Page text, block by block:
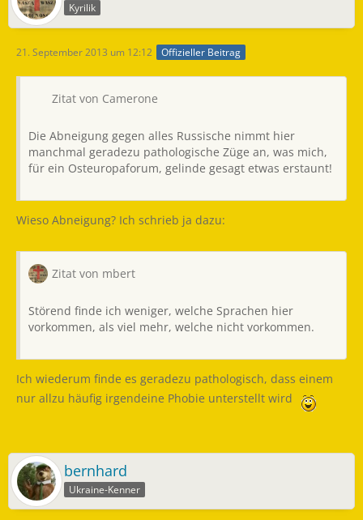
Kyrilik
21. September 2013 um 12:12 Offizieller Beitrag
Zitat von Camerone
Die Abneigung gegen alles Russische nimmt hier
manchmal geradezu pathologische Züge an, was mich,
für ein Osteuropaforum, gelinde gesagt etwas erstaunt!
Wieso Abneigung? Ich schrieb ja dazu:
Zitat von mbert
Störend finde ich weniger, welche Sprachen hier
vorkommen, als viel mehr, welche nicht vorkommen.
Ich wiederum finde es geradezu pathologisch, dass einem
nur allzu häufig irgendeine Phobie unterstellt wird
bernhard
Ukraine-Kenner